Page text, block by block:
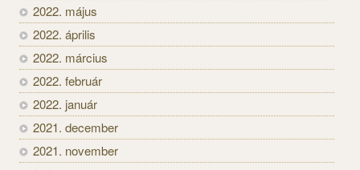
2022. május
2022. április
2022. március
2022. február
2022. január
2021. december
2021. november